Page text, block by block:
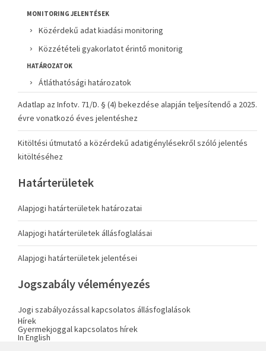
MONITORING JELENTÉSEK
Közérdekű adat kiadási monitoring
Közzétételi gyakorlatot érintő monitorig
HATÁROZATOK
Átláthatósági határozatok
Adatlap az Infotv. 71/D. § (4) bekezdése alapján teljesítendő a 2025.
évre vonatkozó éves jelentéshez
Kitöltési útmutató a közérdekű adatigénylésekről szóló jelentés
kitöltéséhez
Határterületek
Alapjogi határterületek határozatai
Alapjogi határterületek állásfoglalásai
Alapjogi határterületek jelentései
Jogszabály véleményezés
Jogi szabályozással kapcsolatos állásfoglalások
Hírek
Gyermekjoggal kapcsolatos hírek
In English